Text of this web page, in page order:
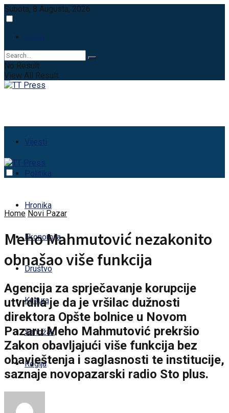
Subota, 8 Augusta, 2026
Login
No Result
View All Result
Vijesti
Politika
Hronika
Ekonomija
Društvo
Kultura
Sandžak
Regija
Home Novi Pazar
Meho Mahmutović nezakonito
obnašao više funkcija
Agencija za sprječavanje korupcije
utvrdila je da je vršilac dužnosti
direktora Opšte bolnice u Novom
Pazaru Meho Mahmutović prekršio
Zakon obavljajući više funkcija bez
obavještenja i saglasnosti te institucije,
saznaje novopazarski radio Sto plus.